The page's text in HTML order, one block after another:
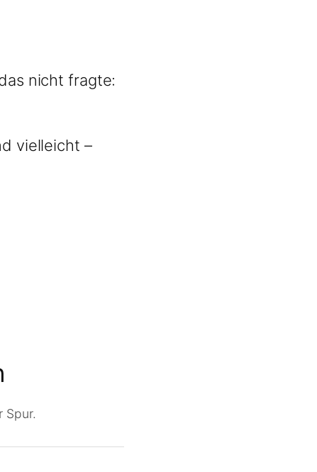
nicht fragte:
vielleicht –
Spur.